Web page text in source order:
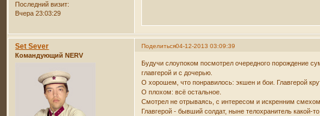
Последний визит:
Вчера 23:03:29
Поделиться04-12-2013 03:09:39
Set Sever
Командующий NERV
Будучи слоупоком посмотрел очередного порождение
главгерой и с дочерью.
О хорошем, что понравилось: экшен и бои. Главгерой
О плохом: всё остальное.
Смотрел не отрываясь, с интересом и искренним
Главгерой - бывший солдат, ныне телохранитель какой-